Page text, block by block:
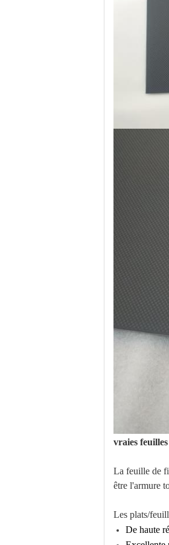
vraies
La feuille de
être l'armure
Les plats/
De haute